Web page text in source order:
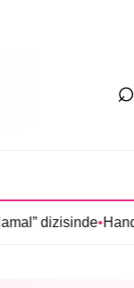
⌕
•Hande